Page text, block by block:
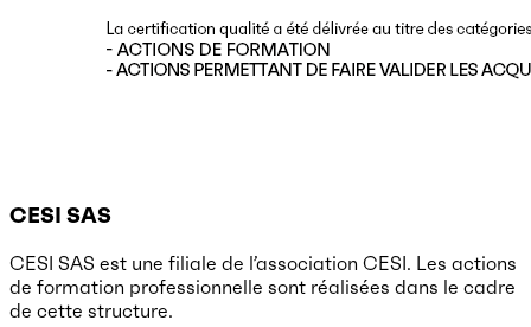
CESI SAS
CESI SAS est une filiale de l’association CESI. Les actions
de formation professionnelle sont réalisées dans le cadre
de cette structure.